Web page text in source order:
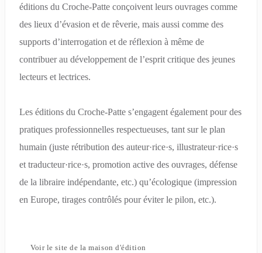
éditions du Croche-Patte conçoivent leurs ouvrages comme
des lieux d’évasion et de rêverie, mais aussi comme des
supports d’interrogation et de réflexion à même de
contribuer au développement de l’esprit critique des jeunes
lecteurs et lectrices.
Les éditions du Croche-Patte s’engagent également pour des
pratiques professionnelles respectueuses, tant sur le plan
humain (juste rétribution des auteur·rice·s, illustrateur·rice·s
et traducteur·rice·s, promotion active des ouvrages, défense
de la libraire indépendante, etc.) qu’écologique (impression
en Europe, tirages contrôlés pour éviter le pilon, etc.).
Voir le site de la maison d'édition